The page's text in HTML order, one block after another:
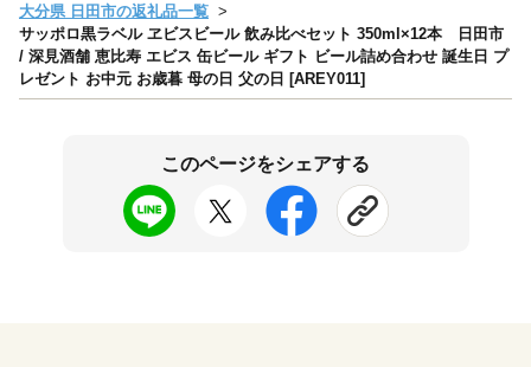
大分県 日田市の返礼品一覧
サッポロ黒ラベル ヱビスビール 飲み比べセット 350ml×12本 日田市
/ 深見酒舗 恵比寿 エビス 缶ビール ギフト ビール詰め合わせ 誕生日 プ
レゼント お中元 お歳暮 母の日 父の日 [AREY011]
このページをシェアする